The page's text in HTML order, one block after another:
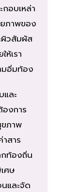
อบเหล่า
ภาพของ
ผิวสัมผัส
ห้เรา
มอิ่มท้อง
ละ
องการ
ขภาพ
สาร
กท้องถิ่น
ศษ
และจัด